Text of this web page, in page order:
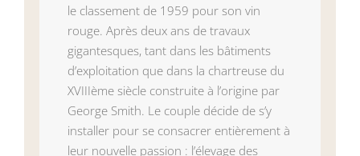
le classement de 1959 pour son vin
rouge. Après deux ans de travaux
gigantesques, tant dans les bâtiments
d’exploitation que dans la chartreuse du
XVIIIème siècle construite à l’origine par
George Smith. Le couple décide de s’y
installer pour se consacrer entièrement à
leur nouvelle passion : l’élevage des